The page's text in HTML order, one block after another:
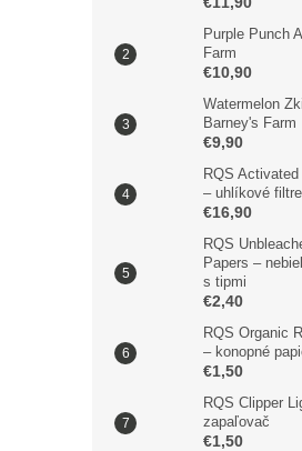
Purple Punch
Farm
€10,90
Watermelon
Barney's Farm
€9,90
RQS
– uhlíkové
€16,90
RQS
Papers –
s tipmi
€2,40
RQS Organic
– konopné
€1,50
RQS Clipper
zapaľovač
€1,50